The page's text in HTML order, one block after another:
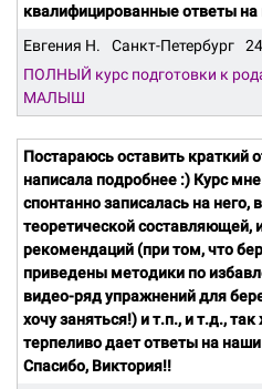
квалифицированные ответы
Евгения Н.
Санкт-Петербург
ПОЛНЫЙ курс подготовки к
МАЛЫШ
Постараюсь оставить краткий
написала подробнее :) Курс
спонтанно записалась на него,
теоретической составляющей,
рекомендаций (при том, что
приведены методики по
видео-ряд упражнений для
хочу заняться!) и т.п., и т.д.,
терпеливо дает ответы на
Спасибо, Виктория!!